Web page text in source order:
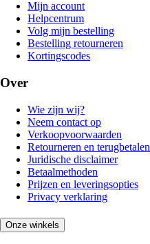
Mijn account
Helpcentrum
Volg mijn bestelling
Bestelling retourneren
Kortingscodes
Over
Wie zijn wij?
Neem contact op
Verkoopvoorwaarden
Retourneren en terugbetalen
Juridische disclaimer
Betaalmethoden
Prijzen en leveringsopties
Privacy verklaring
Onze winkels